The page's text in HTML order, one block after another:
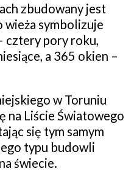
zbudowany jest
wieża symbolizuje
cztery pory roku,
a 365 okien –
w Toruniu
na Liście Światowego
się tym samym
typu budowli
świecie.